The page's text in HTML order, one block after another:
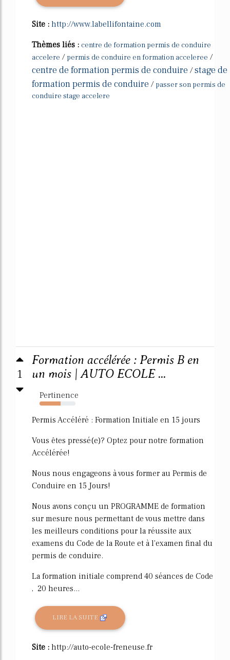
Site : http://www.labellifontaine.com
Thèmes liés : centre de formation permis de conduire
accelere / permis de conduire en formation acceleree /
centre de formation permis de conduire /stage de
formation permis de conduire / passer son permis de
conduire stage accelere
1
Formation accélérée : Permis B en
un mois | AUTO ECOLE ...
Pertinence
58%
Permis Accéléré : Formation Initiale en 15 jours
Vous êtes pressé(e)? Optez pour notre formation
Accélérée!
Nous nous engageons à vous former au Permis de
Conduire en 15 Jours!
Nous avons conçu un PROGRAMME de formation
sur mesure nous permettant de vous mettre dans
les meilleurs conditions pour la réussite aux
examens du Code de la Route et à l'examen final du
permis de conduire.
La formation initiale comprend 40 séances de Code
, 20 heures...
LIRE LA SUITE
Site : http://auto-ecole-freneuse.fr